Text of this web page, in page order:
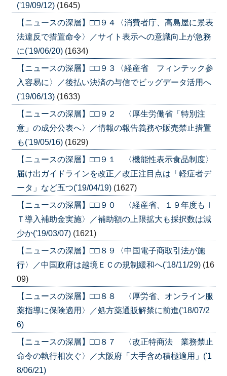
('19/09/12) (1645)
【ニュースの深層】□□９４〈消費者庁、高島屋に景表
法違反で措置命令〉／サイト表示への意識向上が急務
に('19/06/20) (1634)
【ニュースの深層】□□９３〈経産省 フィンテック参
入容易に〉／後払い決済の与信でビッグデータ活用へ
('19/06/13) (1633)
【ニュースの深層】□□９２ 〈厚生労働省「特別注
意」の成分公表へ〉／情報の報告義務や販売禁止措置
も('19/05/16) (1629)
【ニュースの深層】□□９１ 〈機能性表示食品制度〉
届け出ガイドラインを改正／改正注目点は「軽症者デ
ータ」など五つ('19/04/19) (1627)
【ニュースの深層】□□９０ 〈経産省、１９年度もＩ
Ｔ導入補助金実施〉／補助額の上限拡大も採択数は減
少か('19/03/07) (1621)
【ニュースの深層】□□８９〈中国電子商取引法が施
行〉／中国政府は越境ＥＣの規制緩和へ('18/11/29) (16
09)
【ニュースの深層】□□８８ 〈厚労省、オンライン服
薬指導に保険適用〉／処方薬通販解禁に前進('18/07/2
6)
【ニュースの深層】□□８７ 〈改正特商法 業務禁止
命令の執行相次ぐ〉／大阪府「大手含め積極適用」('1
8/06/21)